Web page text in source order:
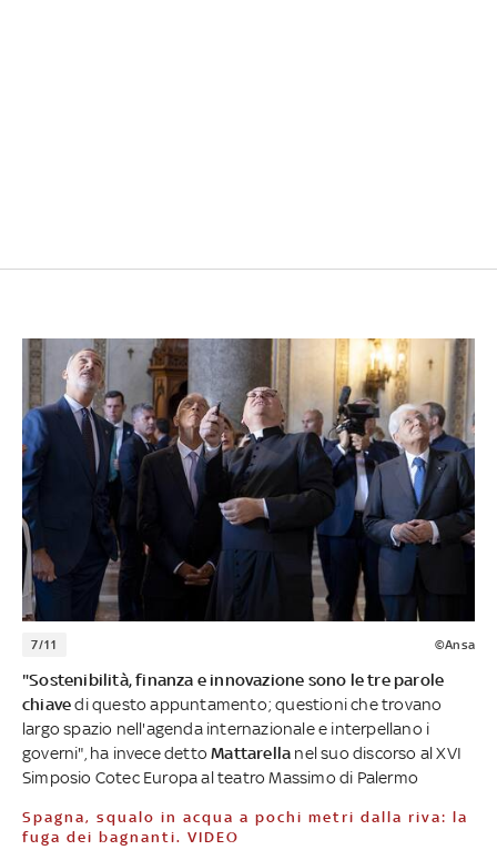
7/11 ©Ansa
"Sostenibilità, finanza e innovazione sono le tre parole
chiavedi questo appuntamento; questioni che trovano
largo spazio nell'agenda internazionale e interpellano i
governi", ha invece dettoMattarella nel suo discorso al XVI
Simposio Cotec Europa al teatro Massimo di Palermo
Spagna, squalo in acqua a pochi metri dalla riva: la
fuga dei bagnanti. VIDEO